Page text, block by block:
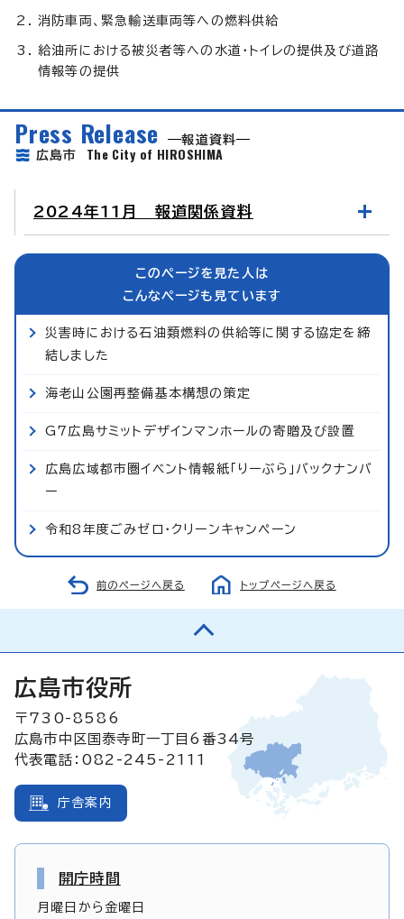
消防車両、緊急輸送車両等への燃料供給
給油所における被災者等への水道・トイレの提供及び道路
情報等の提供
Press Release
報道資料
広島市 The City of HIROSHIMA
2024年11月 報道関係資料
このページを見た人は
こんなページも見ています
災害時における石油類燃料の供給等に関する協定を締
結しました
海老山公園再整備基本構想の策定
G7広島サミットデザインマンホールの寄贈及び設置
広島広域都市圏イベント情報紙「りーぶら」バックナンバ
ー
令和8年度ごみゼロ・クリーンキャンペーン
前のページへ戻る トップページへ戻る
広島市役所
〒730-8586
広島市中区国泰寺町一丁目6番34号
代表電話：082-245-2111
庁舎案内
開庁時間
月曜日から金曜日